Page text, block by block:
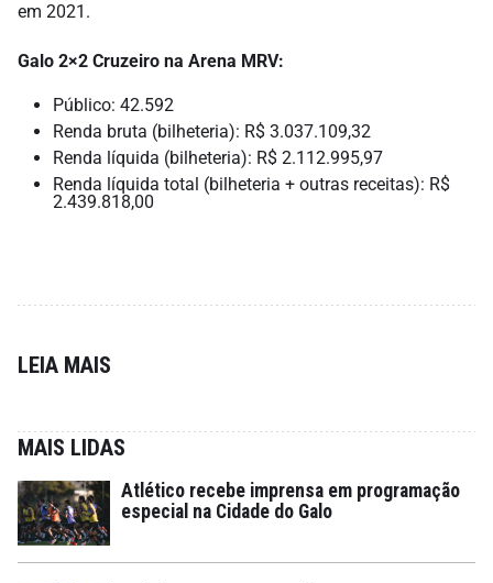
em 2021.
Galo 2×2 Cruzeiro na Arena MRV:
Público: 42.592
Renda bruta (bilheteria): R$ 3.037.109,32
Renda líquida (bilheteria): R$ 2.112.995,97
Renda líquida total (bilheteria + outras receitas): R$
2.439.818,00
LEIA MAIS
MAIS LIDAS
Atlético recebe imprensa em programação
especial na Cidade do Galo